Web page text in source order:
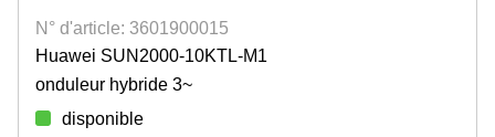
N° d'article: 3601900015
Huawei SUN2000-10KTL-M1
onduleur hybride 3~
disponible